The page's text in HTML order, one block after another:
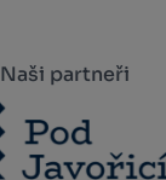
Naši partneři